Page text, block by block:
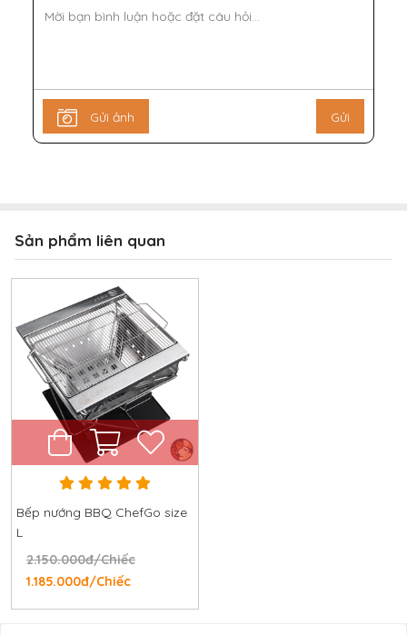
Gửi ảnh Gửi
Sản phẩm liên quan
Bếp nướng BBQ ChefGo size
L
2.150.000đ/Chiếc
1.185.000đ/Chiếc